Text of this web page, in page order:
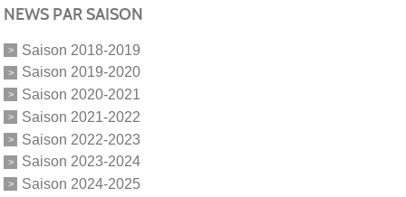
NEWS PAR SAISON
Saison 2018-2019
Saison 2019-2020
Saison 2020-2021
Saison 2021-2022
Saison 2022-2023
Saison 2023-2024
Saison 2024-2025